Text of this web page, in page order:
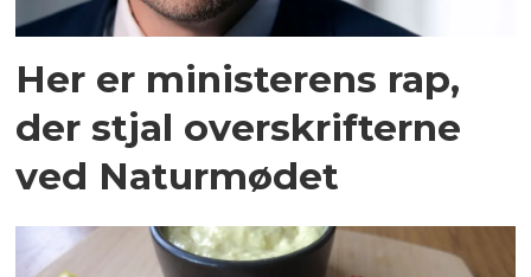
Her er ministerens rap,
der stjal overskrifterne
ved Naturmødet